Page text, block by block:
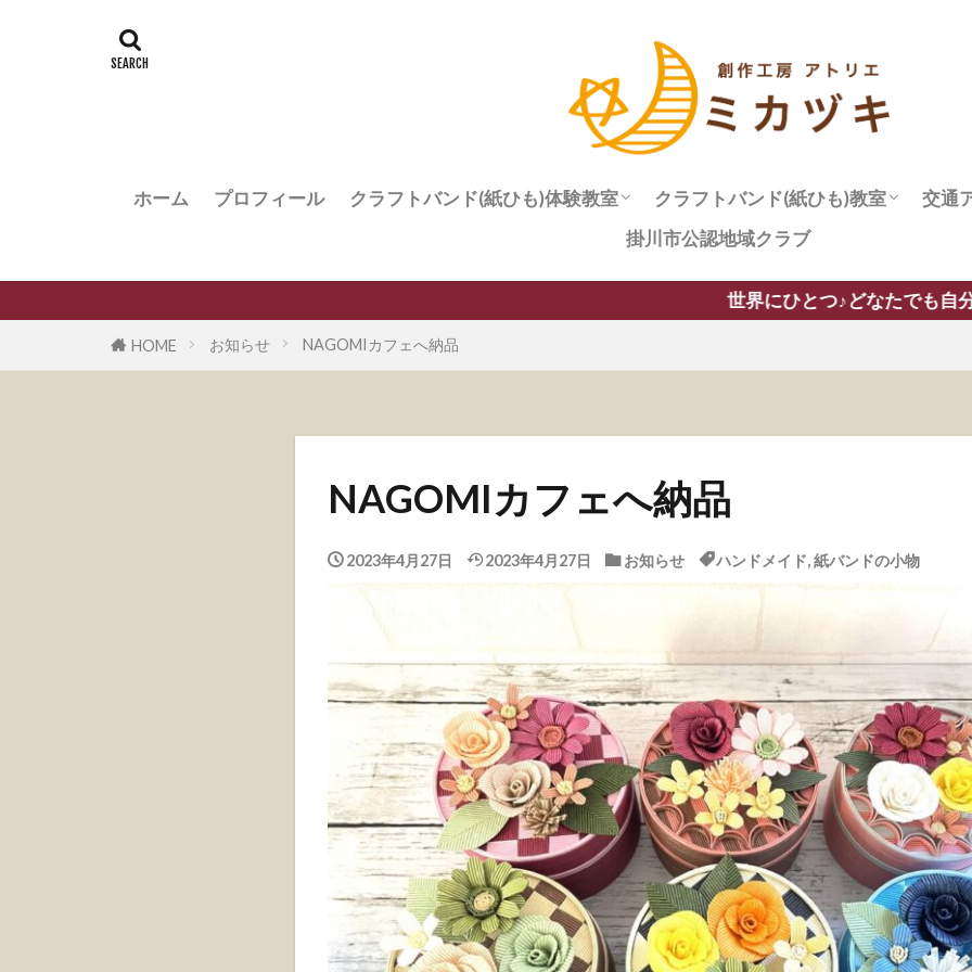
ホーム プロフィール クラフトバンド(紙ひも)体験教室 クラフトバンド(紙ひも)教室
教室のルール
プライバシーポリシー
交通
掛川市公認地域クラブ
世界にひとつ♪どなたでも自分好みの作品が必ず作ること
HOME お知らせ NAGOMIカフェへ納品
NAGOMIカフェへ納品
2023年4月27日 2023年4月27日 お知らせ ハンドメイド,紙バンドの小物